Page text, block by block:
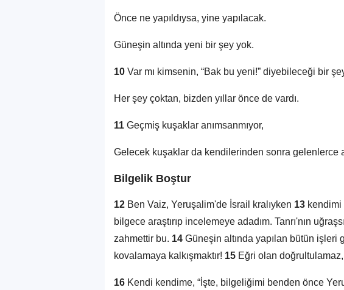
Önce ne yapıldıysa, yine yapılacak.
Güneşin altında yeni bir şey yok.
10 Var mı kimsenin, “Bak bu yeni!” diyebileceği bir
Her şey çoktan, bizden yıllar önce de vardı.
11 Geçmiş kuşaklar anımsanmıyor,
Gelecek kuşaklar da kendilerinden sonra gelenlerce
Bilgelik Boştur
12 Ben Vaiz, Yeruşalim'de İsrail kralıyken 13 kendimi
bilgece araştırıp incelemeye adadım. Tanrı'nın
zahmettir bu. 14 Güneşin altında yapılan bütün işleri
kovalamaya kalkışmaktır! 15 Eğri olan
16 Kendi kendime, “İşte, bilgeliğimi benden önce